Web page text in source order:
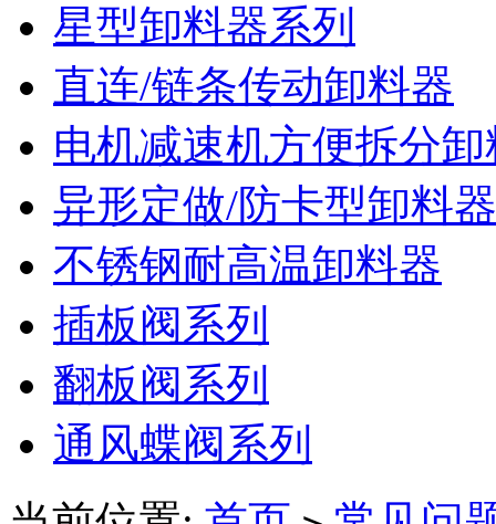
星型卸料器系列
直连/链条传动卸料器
电机减速机方便拆分卸
异形定做/防卡型卸料器
不锈钢耐高温卸料器
插板阀系列
翻板阀系列
通风蝶阀系列